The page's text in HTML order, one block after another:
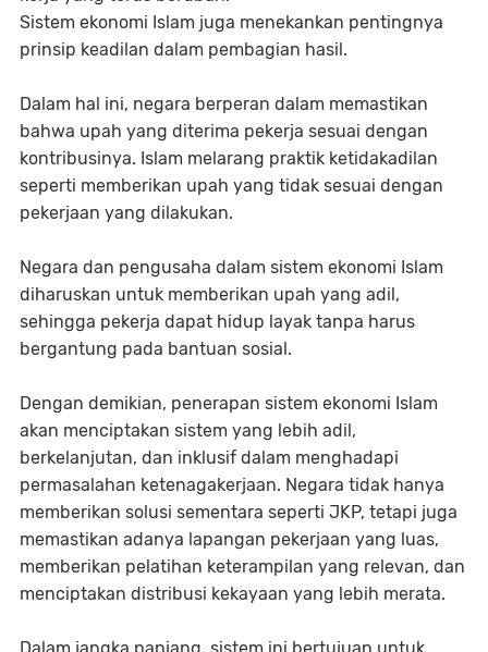
Sistem ekonomi Islam juga menekankan pentingnya
prinsip keadilan dalam pembagian hasil.
Dalam hal ini, negara berperan dalam memastikan
bahwa upah yang diterima pekerja sesuai dengan
kontribusinya. Islam melarang praktik ketidakadilan
seperti memberikan upah yang tidak sesuai dengan
pekerjaan yang dilakukan.
Negara dan pengusaha dalam sistem ekonomi Islam
diharuskan untuk memberikan upah yang adil,
sehingga pekerja dapat hidup layak tanpa harus
bergantung pada bantuan sosial.
Dengan demikian, penerapan sistem ekonomi Islam
akan menciptakan sistem yang lebih adil,
berkelanjutan, dan inklusif dalam menghadapi
permasalahan ketenagakerjaan. Negara tidak hanya
memberikan solusi sementara seperti JKP, tetapi juga
memastikan adanya lapangan pekerjaan yang luas,
memberikan pelatihan keterampilan yang relevan, dan
menciptakan distribusi kekayaan yang lebih merata.
Dalam jangka panjang, sistem ini bertujuan untuk